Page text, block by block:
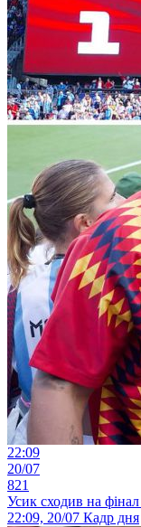
22:09
20/07
821
Усик сходив на
22:09, 20/07 Кадр дня